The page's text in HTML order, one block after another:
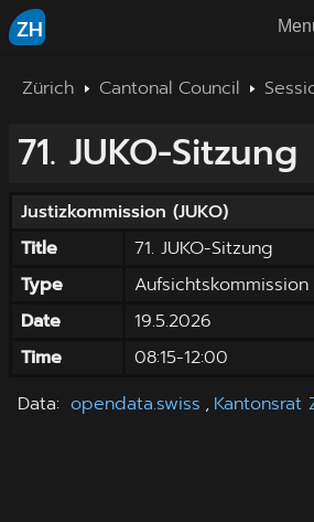
ZH
Zürich Cantonal Council
71. JUKO-Sitzung
Justizkommission (JUKO)
Title
71. JUKO-Sitzung
Type
Aufsichtskommission
Date
19.5.2026
Time
08:15-12:00
Data: opendata.swiss , Kantonsrat